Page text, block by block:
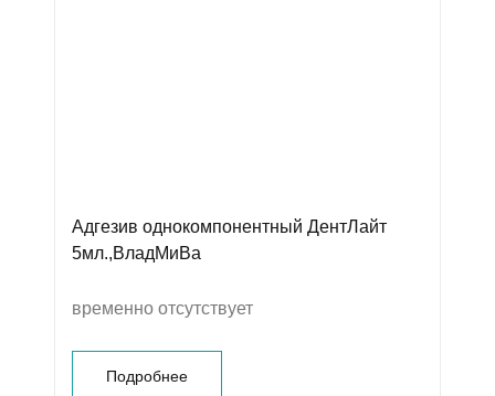
Адгезив однокомпонентный ДентЛайт
5мл.,ВладМиВа
временно отсутствует
Подробнее